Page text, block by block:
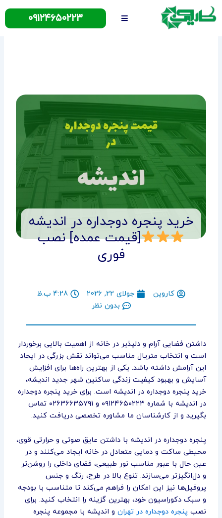
پرش
۰۹۱۲۴۶۵۰۲۲۳
خرید پنجره دوجداره در اندیشه
[قیمت عمده] نصب
فوری
کاروین جولای 22, 2026
4:28 ب.ظ
بدون نظر
داشتن فضایی آرام و دلپذیر در خانه از اهمیت بالایی برخوردار
است و انتخاب متریال مناسب می‌تواند نقش بزرگی در ایجاد
این آرامش داشته باشد. یکی از بهترین راه‌ها برای افزایش
آسایش و بهبود کیفیت زندگی ساکنین شهر جدید اندیشه،
خرید پنجره دوجداره در اندیشه است. برای خرید پنجره دوجداره
در اندیشه با شماره ۰۹۱۲۴۶۵۰۲۲۳ و ۰۲۶۳۶۶۳۵۷۹۱ تماس
بگیرید و از کارشناسان ما مشاوره تخصصی دریافت کنید.
پنجره دوجداره در اندیشه با داشتن عایق صوتی و حرارتی قوی،
محیطی ساکت و دمایی متعادل در خانه ایجاد می‌کنند و در
عین حال با عبور مناسب نور طبیعی، فضای داخلی را روشن‌تر
و دل‌انگیزتر می‌سازند. تنوع بالا در طرح، رنگ و جنس
پروفیل‌ها نیز این امکان را فراهم می‌کند تا متناسب با بودجه
و سبک دکوراسیون خود، بهترین گزینه را انتخاب کنید. برای
نصب پنجره‌ دوجداره در تهران و اندیشه با مجموعه پنجره